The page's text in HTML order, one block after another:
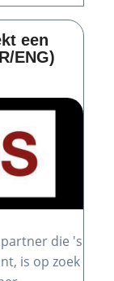
een
ENG)
die 's
is op zoek